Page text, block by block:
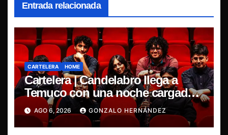
Entrada relacionada
CARTELERA HOME
Cartelera | Candelabro llega a
Temuco con una noche cargada
de indie
AGO 6, 2026 GONZALO HERNÁNDEZ